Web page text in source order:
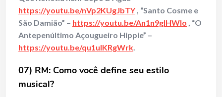
https://youtu.be/nVp2KUgJbTY, “Santo Cosme e
São Damião” – https://youtu.be/An1n9gIHWlo , “O
Antepenúltimo Açougueiro Hippie” –
https://youtu.be/qu1ulKRgWrk.
07) RM: Como você define seu estilo
musical?